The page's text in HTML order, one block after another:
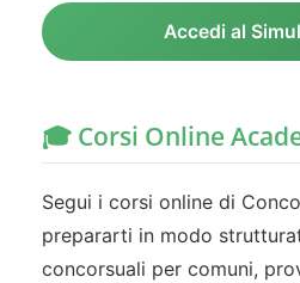
Accedi al
🎓 Corsi Online
Segui i corsi online di
prepararti in modo
concorsuali per comuni,